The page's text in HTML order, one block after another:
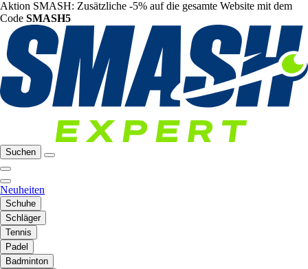
Aktion SMASH: Zusätzliche -5% auf die gesamte Website mit dem
Code SMASH5
Suchen
Neuheiten
Schuhe
Schläger
Tennis
Padel
Badminton